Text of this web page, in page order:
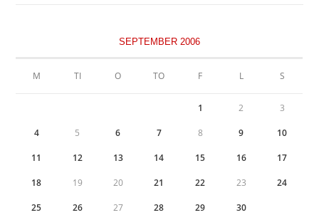
SEPTEMBER 2006
M TI O TO F L S
1 2 3
4 5 6 7 8 9 10
11 12 13 14 15 16 17
18 19 20 21 22 23 24
25 26 27 28 29 30